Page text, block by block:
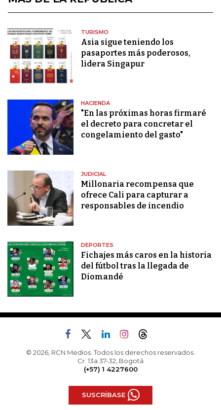
TURISMO
Asia sigue teniendo los
pasaportes más poderosos,
lidera Singapur
HACIENDA
"En las próximas horas firmaré
el decreto para concretar el
congelamiento del gasto"
JUDICIAL
Millonaria recompensa que
ofrece Cali para capturar a
responsables de incendio
DEPORTES
Fichajes más caros en la historia
del fútbol tras la llegada de
Diomandé
© 2026, RCN Medios. Todos los derechos reservados.
Cr. 13a 37-32, Bogotá
(+57) 1 4227600
SUSCRÍBASE